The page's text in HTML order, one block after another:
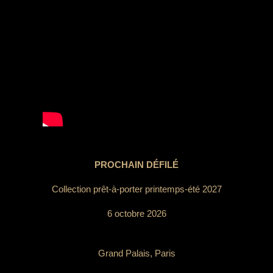
PROCHAIN DÉFILÉ
Collection prêt-à-porter printemps-été 2027
6 octobre 2026
Grand Palais, Paris